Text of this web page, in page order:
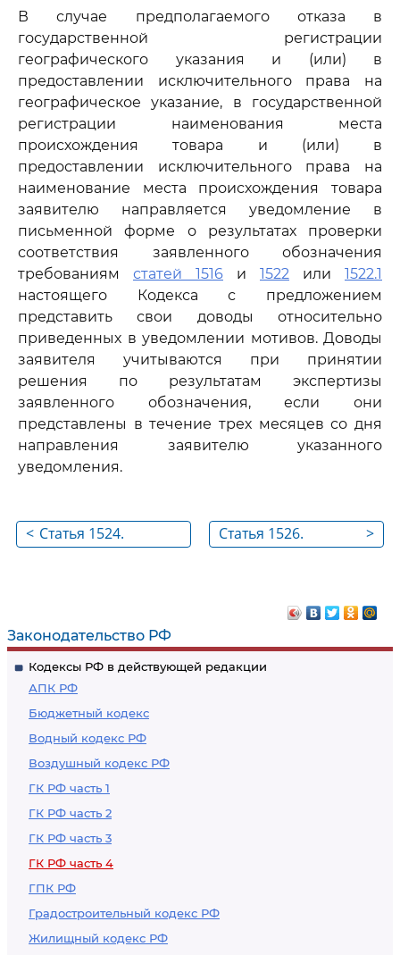
Законодательство РФ
Кодексы РФ в действующей редакции
АПК РФ
Бюджетный кодекс
Водный кодекс РФ
Воздушный кодекс РФ
ГК РФ часть 1
ГК РФ часть 2
ГК РФ часть 3
ГК РФ часть 4
ГПК РФ
Градостроительный кодекс РФ
Жилищный кодекс РФ
В случае предполагаемого отказа в
государственной регистрации
географического указания и (или) в
предоставлении исключительного права на
географическое указание, в государственной
регистрации наименования места
происхождения товара и (или) в
предоставлении исключительного права на
наименование места происхождения товара
заявителю направляется уведомление в
письменной форме о результатах проверки
соответствия заявленного обозначения
требованиям статей 1516 и 1522 или 1522.1
настоящего Кодекса с предложением
представить свои доводы относительно
приведенных в уведомлении мотивов. Доводы
заявителя учитываются при принятии
решения по результатам экспертизы
заявленного обозначения, если они
представлены в течение трех месяцев со дня
направления заявителю указанного
уведомления.
< Статья 1524.
>
Статья 1526.
рассмотрения
возражения против
предоставления
правовой охраны